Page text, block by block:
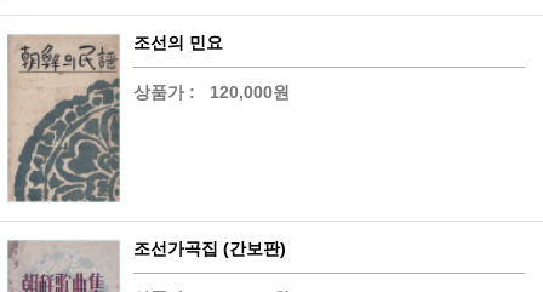
조선의 민요
상품가 : 120,000원
조선가곡집 (간보판)